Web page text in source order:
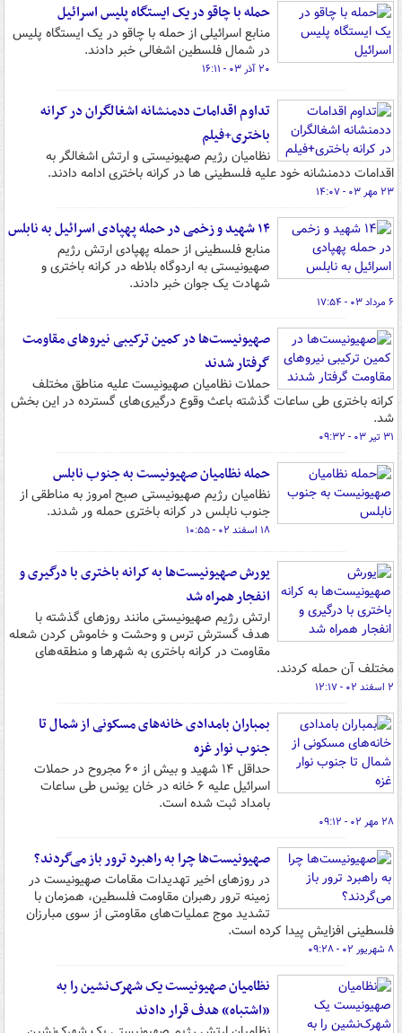
حمله با چاقو در یک ایستگاه پلیس اسرائیل
منابع اسرائیلی از حمله با چاقو در یک ایستگاه پلیس
در شمال فلسطین اشغالی خبر دادند.
۲۰ آذر ۰۳ - ۱۶:۱۱
تداوم اقدامات ددمنشانه اشغالگران در کرانه
باختری+فیلم
نظامیان رژیم صهیونیستی و ارتش اشغالگر به
اقدامات ددمنشانه خود علیه فلسطینی ها در کرانه باختری ادامه دادند.
۲۳ مهر ۰۳ - ۱۴:۰۷
۱۴ شهید و زخمی در حمله پهپادی اسرائیل به نابلس
منابع فلسطینی از حمله پهپادی ارتش رژیم
صهیونیستی به اردوگاه بلاطه در کرانه باختری و
شهادت یک جوان خبر دادند.
۶ مرداد ۰۳ - ۱۷:۵۴
صهیونیست‌ها در کمین ترکیبی نیروهای مقاومت
گرفتار شدند
حملات نظامیان صهیونیست علیه مناطق مختلف
کرانه باختری طی ساعات گذشته باعث وقوع درگیری‌های گسترده در این بخش
شد.
۳۱ تیر ۰۳ - ۰۹:۳۲
حمله نظامیان صهیونیست به جنوب نابلس
نظامیان رژیم صهیونیستی صبح امروز به مناطقی از
جنوب نابلس در کرانه باختری حمله ور شدند.
۱۸ اسفند ۰۲ - ۱۰:۵۵
یورش صهیونیست‌ها به کرانه باختری با درگیری و
انفجار همراه شد
ارتش رژیم صهیونیستی مانند روزهای گذشته با
هدف گسترش ترس و وحشت و خاموش کردن شعله
مقاومت در کرانه باختری به شهرها و منطقه‌های
مختلف آن حمله کردند.
۲ اسفند ۰۲ - ۱۲:۱۷
بمباران‌ بامدادی خانه‌های مسکونی از شمال تا
جنوب نوار غزه
حداقل ۱۴ شهید و بیش از ۶۰ مجروح در حملات
اسرائیل علیه ۶ خانه در خان یونس طی ساعات
بامداد ثبت شده است.
۲۸ مهر ۰۲ - ۰۹:۱۲
صهیونیست‌ها چرا به راهبرد ترور باز می‌گردند؟
در روزهای اخیر تهدیدات مقامات صهیونیست در
زمینه ترور رهبران مقاومت فلسطین، همزمان با
تشدید موج عملیات‌های مقاومتی از سوی مبارزان
فلسطینی افزایش پیدا کرده است.
۸ شهریور ۰۲ - ۰۹:۲۸
نظامیان صهیونیست یک شهرک‌نشین را به
«اشتباه» هدف قرار دادند